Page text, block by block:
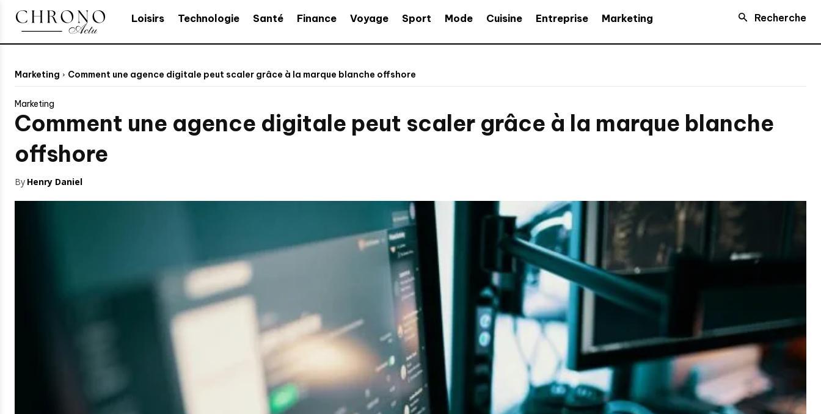
Loisirs Technologie Santé Finance Voyage Sport Mode Cuisine Entreprise Marketing Recherche
Marketing Comment une agence digitale peut scaler grâce à la marque blanche offshore
Marketing
Comment une agence digitale peut scaler grâce à la marque blanche
offshore
By Henry Daniel